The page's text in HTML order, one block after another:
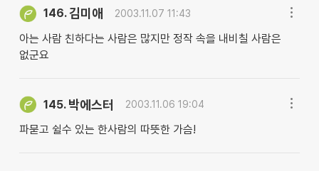
146.김미애 2003.11.07 11:43
아는 사람 친하다는 사람은 많지만 정작 속을 내비칠 사람은
없군요
145. 박에스터 2003.11.06 19:04
파묻고 쉴수 있는 한사람의 따뜻한 가슴!